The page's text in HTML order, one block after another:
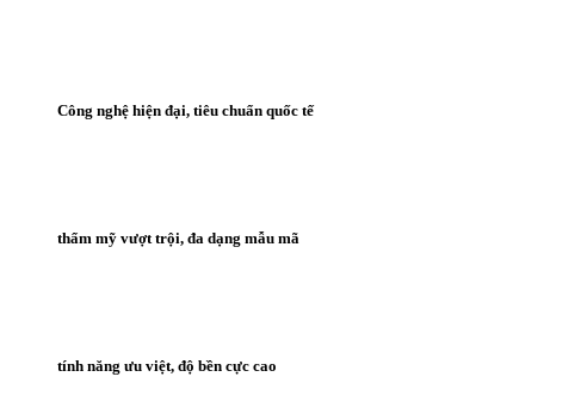
Công nghệ hiện đại, tiêu chuẩn quốc tế
thẩm mỹ vượt trội, đa dạng mẫu mã
tính năng ưu việt, độ bền cực cao